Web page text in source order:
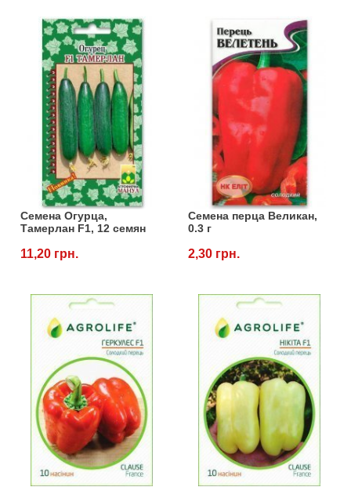
Семена Огурца,
Тамерлан F1, 12 семян
11,20 грн.
Семена перца Великан,
0.3 г
2,30 грн.